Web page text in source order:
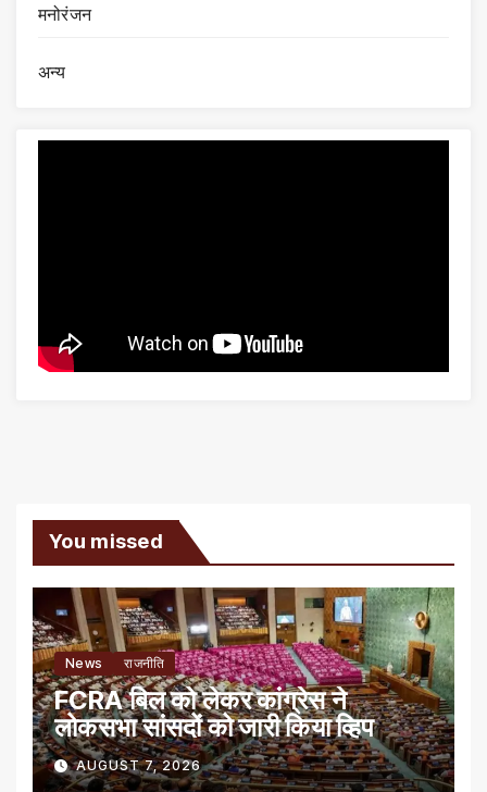
मनोरंजन
अन्य
You missed
News राजनीति
FCRA बिल को लेकर कांग्रेस ने
लोकसभा सांसदों को जारी किया व्हिप
AUGUST 7, 2026